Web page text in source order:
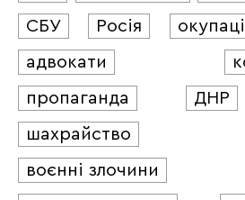
СБУ
Росія
адвокати
пропаганда
ДНР
шахрайство
воєнні злочини